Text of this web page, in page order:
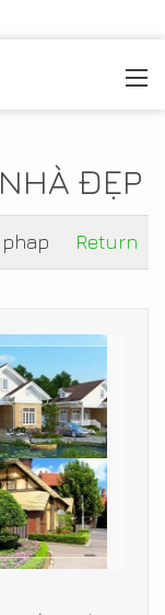
ĐẸP
Return